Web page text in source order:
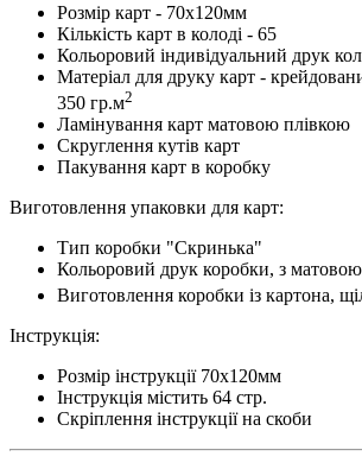
Розмір карт - 70х120мм
Кількість карт в колоді - 65
Кольоровий індивідуальний друк
Матеріал для друку карт -
350 гр.м2
Ламінування карт матовою плівкою
Скруглення кутів карт
Пакування карт в коробку
Виготовлення упаковки для карт:
Тип коробки "Скринька"
Кольоровий друк коробки, з
Виготовлення коробки із картона,
Інструкція:
Розмір інструкції 70х120мм
Інструкція містить 64 стр.
Скріплення інструкції на скоби